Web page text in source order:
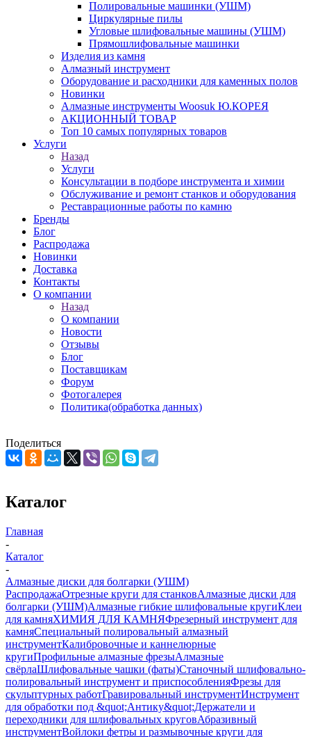
Полировальные машинки (УШМ)
Циркулярные пилы
Угловые шлифовальные машины (УШМ)
Прямошлифовальные машинки
Изделия из камня
Алмазный инструмент
Оборудование и расходники для каменных полов
Новинки
Алмазные инструменты Woosuk Ю.КОРЕЯ
АКЦИОННЫЙ ТОВАР
Топ 10 самых популярных товаров
Услуги
Назад
Услуги
Консультации в подборе инструмента и химии
Обслуживание и ремонт станков и оборудования
Реставрационные работы по камню
Бренды
Блог
Распродажа
Новинки
Доставка
Контакты
О компании
Назад
О компании
Новости
Отзывы
Блог
Поставщикам
Форум
Фотогалерея
Политика(обработка данных)
Поделиться
Каталог
Главная
-
Каталог
-
Алмазные диски для болгарки (УШМ)
РаспродажаОтрезные круги для станковАлмазные диски для
болгарки (УШМ)Алмазные гибкие шлифовальные кругиКлеи
для камняХИМИЯ ДЛЯ КАМНЯФрезерный инструмент для
камняСпециальный полировальный алмазный
инструментКалибровочные и каннелюрные
кругиПрофильные алмазные фрезыАлмазные
свёрлаШлифовальные чашки (фаты)Станочный шлифовально-
полировальный инструмент и приспособленияФрезы для
скульптурных работГравировальный инструментИнструмент
для обработки под &quot;Антику&quot;Держатели и
переходники для шлифовальных круговАбразивный
инструментВойлоки фетры и размывочные круги для